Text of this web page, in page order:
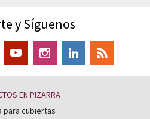
y Síguenos
EN PIZARRA
para cubiertas